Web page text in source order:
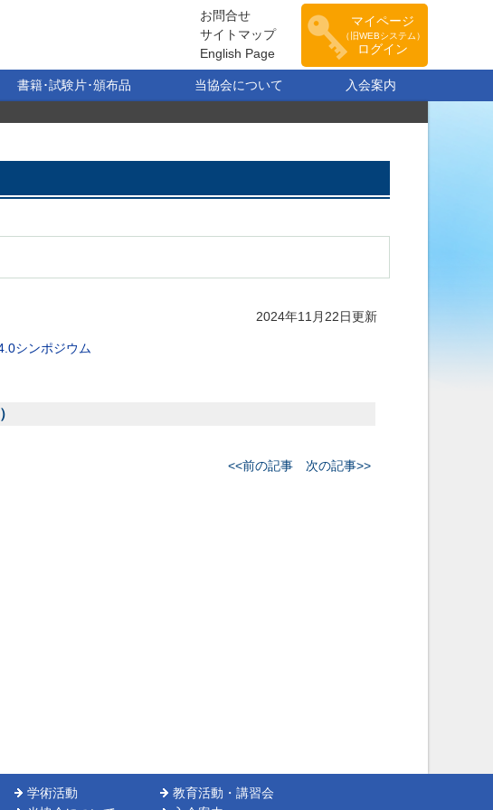
お問合せ
サイトマップ
English Page
マイページ
（旧WEBシステム）
ログイン
書籍･試験片･頒布品 当協会について 入会案内
2024年11月22日更新
シンポジウム
<<前の記事 次の記事>>
学術活動
教育活動・講習会